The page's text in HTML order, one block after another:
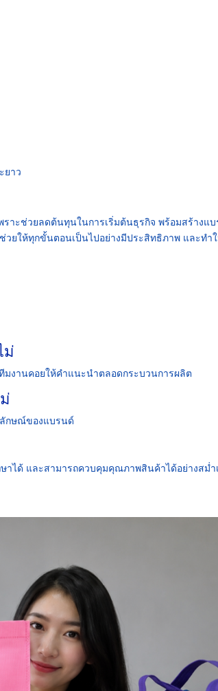
ยาว
ราะช่วยลดต้นทุนในการเริ่มต้นธุรกิจ พร้อมสร้างแ
ยให้ทุกขั้นตอนเป็นไปอย่างมีประสิทธิภาพ และทำ
ม่
ทีมงานคอยให้คำแนะนำตลอดกระบวนการผลิต
กษณ์ของแบรนด์
าได้ และสามารถควบคุมคุณภาพสินค้าได้อย่างสม่ำ